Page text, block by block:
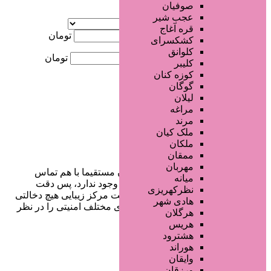
صوفیان
عجب شیر
قره آغاج
کشکسرای
کلوانق
کلیبر
کوزه کنان
گوگان
لیلان
مراغه
مرند
ملک کیان
ملکان
ممقان
مهربان
میانه
نظرکهریزی
هادی شهر
هرگلان
هریس
هشترود
هوراند
وایقان
کمترین قیمت
تومان
بیشترین قیمت تومان
در سایت تبلیغاتی مرکز زیبایی کاربران مستقیما با هم تماس
می‌گیرند و هیچ واسطه‌ای در این میان وجود ندارد، پس دقت
فرمایید که در خرید و فروشِ شما سایت مرکز زیبایی هیچ دخالتی
نداشته و کاربران باید خودشان جنبه‌های مختلف امنیتی را در نظر
دسترسی سریع